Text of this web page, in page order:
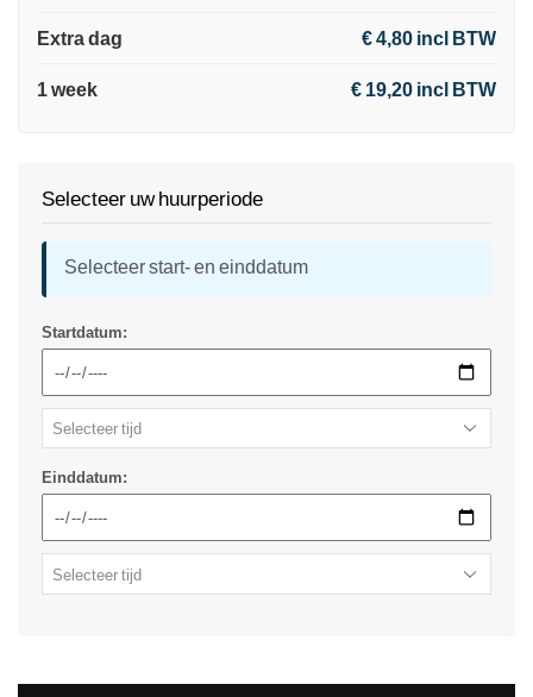
Extra dag € 4,80 incl BTW
1 week € 19,20 incl BTW
Selecteer uw huurperiode
Selecteer start- en einddatum
Startdatum:
Einddatum: